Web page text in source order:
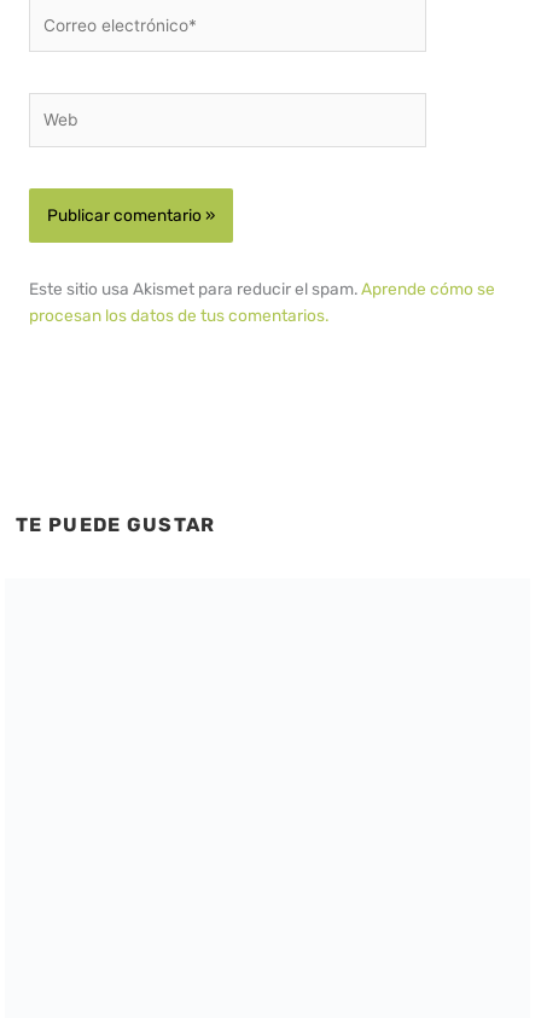
electrónico*
Este sitio usa Akismet para reducir el spam.Aprende cómo se
procesan los datos de tus comentarios.
TE PUEDE GUSTAR